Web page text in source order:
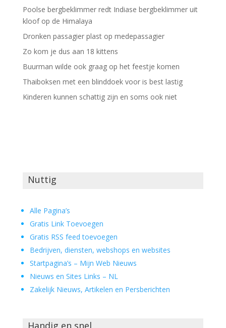
Poolse bergbeklimmer redt Indiase bergbeklimmer uit
kloof op de Himalaya
Dronken passagier plast op medepassagier
Zo kom je dus aan 18 kittens
Buurman wilde ook graag op het feestje komen
Thaiboksen met een blinddoek voor is best lastig
Kinderen kunnen schattig zijn en soms ook niet
Nuttig
Alle Pagina’s
Gratis Link Toevoegen
Gratis RSS feed toevoegen
Bedrijven, diensten, webshops en websites
Startpagina’s – Mijn Web Nieuws
Nieuws en Sites Links – NL
Zakelijk Nieuws, Artikelen en Persberichten
Handig en snel